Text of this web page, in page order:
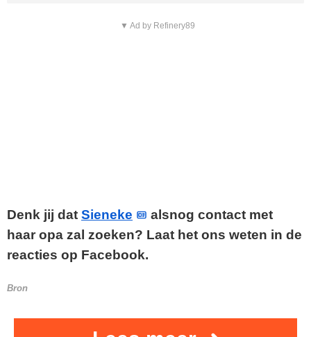
▼ Ad by Refinery89
Denk jij dat Sieneke
alsnog contact met
haar opa zal zoeken? Laat het ons weten in de
reacties op Facebook.
Bron